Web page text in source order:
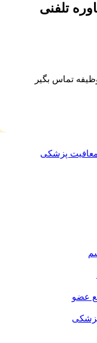
تلفنی
تماس بگیر
پزشکی